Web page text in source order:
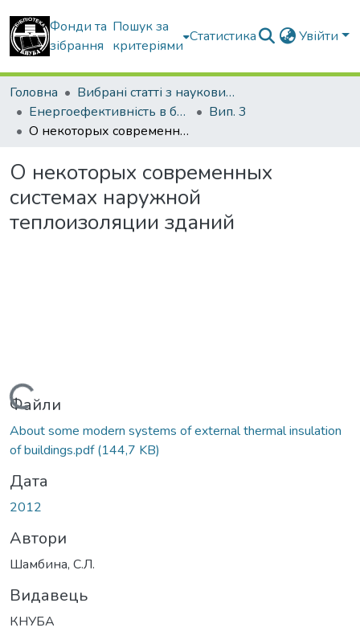
Фонди та
зібрання
Пошук за
критеріями
Статистика Увійти
Головна
Вибрані статті з наукових збірників КНУБА
Енергоефективність в будівництві та архітектурі
Вип. 3
О некоторых современных системах наружной теплоизоляции зданий
О некоторых современных
системах наружной
теплоизоляции зданий
Вантажиться...
Файли
About some modern systems of external thermal insulation
of buildings.pdf(144,7 KB)
Дата
2012
Автори
Шамбина, С.Л.
Видавець
КНУБА